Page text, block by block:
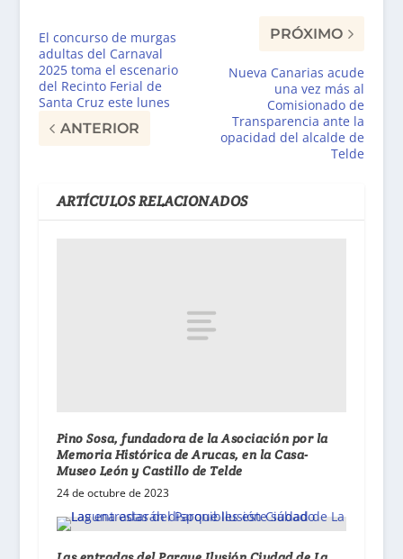
El concurso de murgas
adultas del Carnaval
2025 toma el escenario
del Recinto Ferial de
Santa Cruz este lunes
ANTERIOR
PRÓXIMO
Nueva Canarias acude
una vez más al
Comisionado de
Transparencia ante la
opacidad del alcalde de
Telde
ARTÍCULOS RELACIONADOS
Pino Sosa, fundadora de la Asociación por la
Memoria Histórica de Arucas, en la Casa-
Museo León y Castillo de Telde
24 de octubre de 2023